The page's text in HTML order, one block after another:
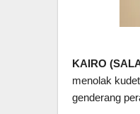
KAIRO
menolak
genderang